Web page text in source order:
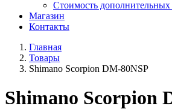
Стоимость дополнительных
Магазин
Контакты
Главная
Товары
Shimano Scorpion DM-80NSP
Shimano Scorpion